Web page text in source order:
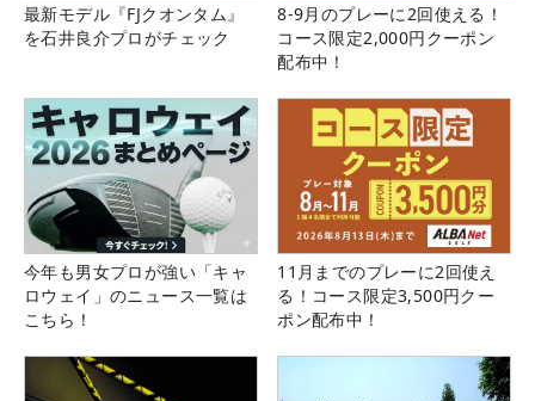
最新モデル『FJクオンタム』
を石井良介プロがチェック
8-9月のプレーに2回使える！
コース限定2,000円クーポン
配布中！
今年も男女プロが強い「キャ
ロウェイ」のニュース一覧は
こちら！
11月までのプレーに2回使え
る！コース限定3,500円クー
ポン配布中！